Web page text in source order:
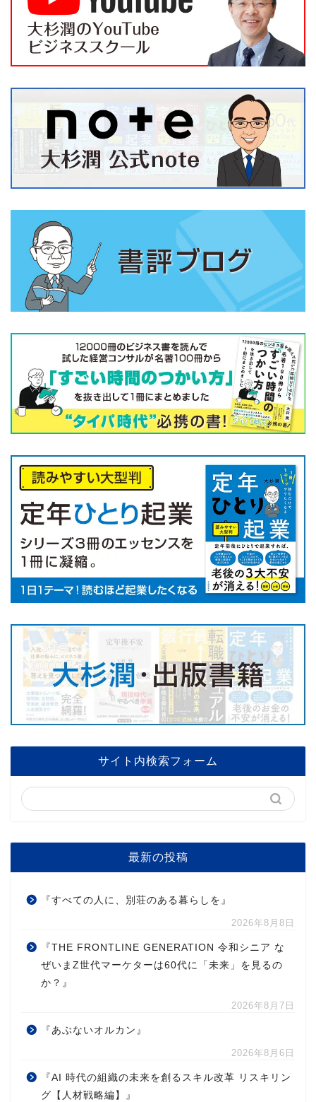
サイト内検索フォーム
最新の投稿
『すべての人に、別荘のある暮らしを』
2026年8月8日
『THE FRONTLINE GENERATION 令和シニア な
ぜいまZ世代マーケターは60代に「未来」を見るの
か？』
2026年8月7日
『あぶないオルカン』
2026年8月6日
『AI 時代の組織の未来を創るスキル改革 リスキリン
グ【人材戦略編】』